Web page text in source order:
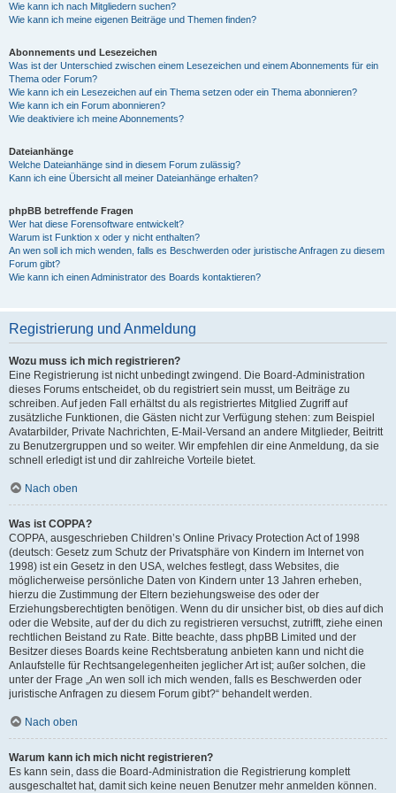
Wie kann ich nach Mitgliedern suchen?
Wie kann ich meine eigenen Beiträge und Themen finden?
Abonnements und Lesezeichen
Was ist der Unterschied zwischen einem Lesezeichen und einem Abonnements für ein
Thema oder Forum?
Wie kann ich ein Lesezeichen auf ein Thema setzen oder ein Thema abonnieren?
Wie kann ich ein Forum abonnieren?
Wie deaktiviere ich meine Abonnements?
Dateianhänge
Welche Dateianhänge sind in diesem Forum zulässig?
Kann ich eine Übersicht all meiner Dateianhänge erhalten?
phpBB betreffende Fragen
Wer hat diese Forensoftware entwickelt?
Warum ist Funktion x oder y nicht enthalten?
An wen soll ich mich wenden, falls es Beschwerden oder juristische Anfragen zu diesem
Forum gibt?
Wie kann ich einen Administrator des Boards kontaktieren?
Registrierung und Anmeldung
Wozu muss ich mich registrieren?
Eine Registrierung ist nicht unbedingt zwingend. Die Board-Administration
dieses Forums entscheidet, ob du registriert sein musst, um Beiträge zu
schreiben. Auf jeden Fall erhältst du als registriertes Mitglied Zugriff auf
zusätzliche Funktionen, die Gästen nicht zur Verfügung stehen: zum Beispiel
Avatarbilder, Private Nachrichten, E-Mail-Versand an andere Mitglieder, Beitritt
zu Benutzergruppen und so weiter. Wir empfehlen dir eine Anmeldung, da sie
schnell erledigt ist und dir zahlreiche Vorteile bietet.
Nach oben
Was ist COPPA?
COPPA, ausgeschrieben Children’s Online Privacy Protection Act of 1998
(deutsch: Gesetz zum Schutz der Privatsphäre von Kindern im Internet von
1998) ist ein Gesetz in den USA, welches festlegt, dass Websites, die
möglicherweise persönliche Daten von Kindern unter 13 Jahren erheben,
hierzu die Zustimmung der Eltern beziehungsweise des oder der
Erziehungsberechtigten benötigen. Wenn du dir unsicher bist, ob dies auf dich
oder die Website, auf der du dich zu registrieren versuchst, zutrifft, ziehe einen
rechtlichen Beistand zu Rate. Bitte beachte, dass phpBB Limited und der
Besitzer dieses Boards keine Rechtsberatung anbieten kann und nicht die
Anlaufstelle für Rechtsangelegenheiten jeglicher Art ist; außer solchen, die
unter der Frage „An wen soll ich mich wenden, falls es Beschwerden oder
juristische Anfragen zu diesem Forum gibt?“ behandelt werden.
Nach oben
Warum kann ich mich nicht registrieren?
Es kann sein, dass die Board-Administration die Registrierung komplett
ausgeschaltet hat, damit sich keine neuen Benutzer mehr anmelden können.